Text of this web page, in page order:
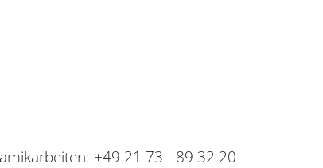
+49 21 73 - 89 32 20